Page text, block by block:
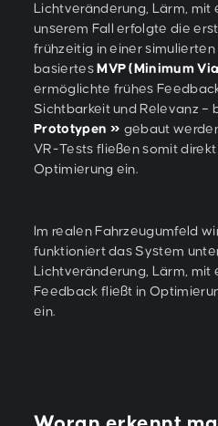
Lichtveränderung, Lärm, mit
unserem Fall erfolgte die
frühzeitig in einer
basiertesMVP (Minimum
ermöglichte frühes
Sichtbarkeit und Relevanz –
Prototypen
gebaut
VR-Tests fließen somit
Optimierung ein.
Im realen Fahrzeugumfeld
funktioniert das System
Lichtveränderung, Lärm, mit
Feedback fließt in
ein.